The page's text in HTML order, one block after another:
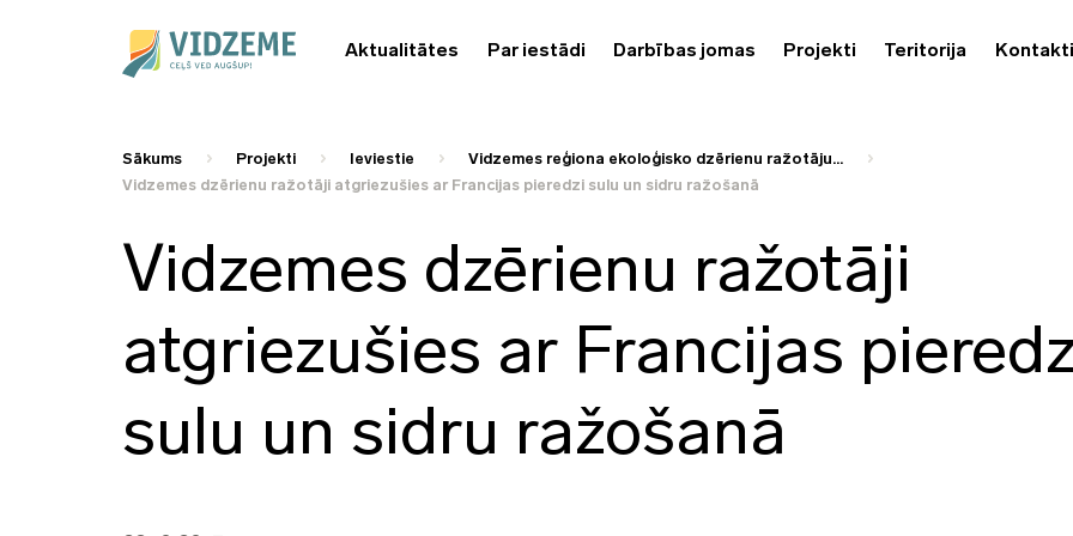
Aktualitātes Par iestādi Darbības jomas Projekti Teritorija Kontakti
Sākums Projekti Ieviestie
Vidzemes reģiona ekoloģisko dzērienu ražotāju...
Vidzemes dzērienu ražotāji atgriezušies ar Francijas pieredzi sulu un sidru ražošanā
Vidzemes dzērienu ražotāji
atgriezušies ar Francijas
sulu un sidru ražošanā